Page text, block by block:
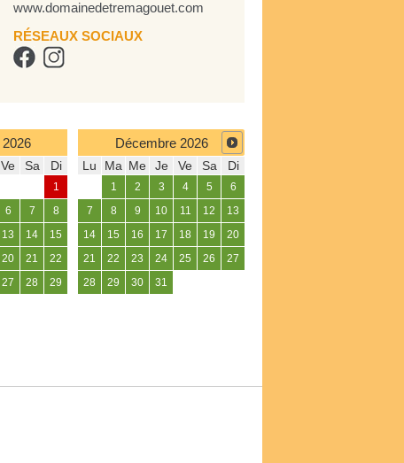
www.domainedetremagouet.com
RÉSEAUX SOCIAUX
2026
Ve Sa Di
1
6 7 8
13 14 15
20 21 22
27 28 29
Décembre 2026
Lu Ma Me Je Ve Sa Di
1 2 3 4 5 6
7 8 9 10 11 12 13
14 15 16 17 18 19 20
21 22 23 24 25 26 27
28 29 30 31